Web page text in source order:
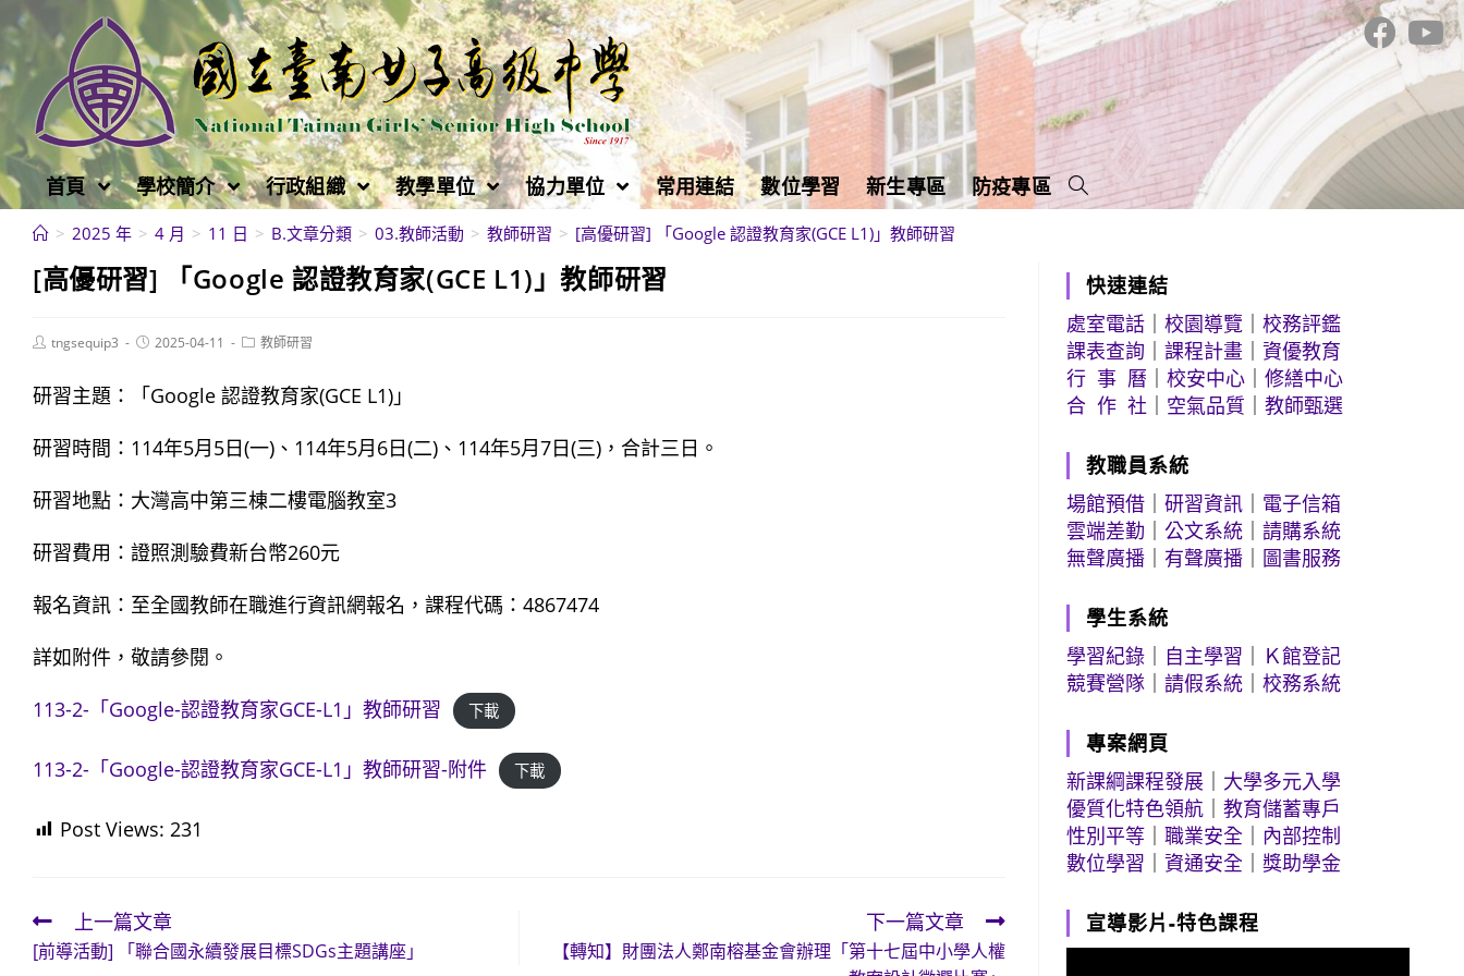
跳
轉
至
主
要
內
容
首頁 學校簡介 行政組織 教學單位 協力單位 常用連結 數位學習 新生專區 防疫專區
> 2025 年 > 4 月 > 11 日 > B.文章分類 > 03.教師活動 > 教師研習 > [高優研習] 「Google 認證教育家(GCE L1)」教師研習
[高優研習] 「Google 認證教育家(GCE L1)」教師研習
Posttngsequip3
Post2025-04-11
Post教師研習
研習主題：「Google 認證教育家(GCE L1)」
研習時間：114年5月5日(一)、114年5月6日(二)、114年5月7日(三)，合計三日。
研習地點：大灣高中第三棟二樓電腦教室3
研習費用：證照測驗費新台幣260元
報名資訊：至全國教師在職進行資訊網報名，課程代碼：4867474
詳如附件，敬請參閱。
113-2-「Google-認證教育家GCE-L1」教師研習
下載
113-2-「Google-認證教育家GCE-L1」教師研習-附件 下載
Post Views: 231
Read
more
上一篇文章
[前導活動] 「聯合國永續發展目標SDGs主題講座」
下一篇文章
【轉知】財團法人鄭南榕基金會辦理「第十七屆中小學人權
快速連結
處室電話 ｜校園導覽 ｜校務評鑑
課表查詢 ｜課程計畫 ｜資優教育
行 事 曆 ｜校安中心 ｜修繕中心
合 作 社
空氣品質 ｜教師甄選
教職員系統
場館預借 ｜研習資訊
電子信箱
雲端差勤 ｜公文系統 ｜請購系統
無聲廣播
有聲廣播 圖書服務
學生系統
學習紀錄
自主學習
Ｋ館登記
競賽營隊 ｜請假系統 ｜校務系統
專案網頁
新課綱課程發展
大學多元入學
優質化特色領航 ｜教育儲蓄專戶
性別平等 ｜職業安全
內部控制
數位學習 ｜資通安全 ｜獎助學金
宣導影片-特色課程